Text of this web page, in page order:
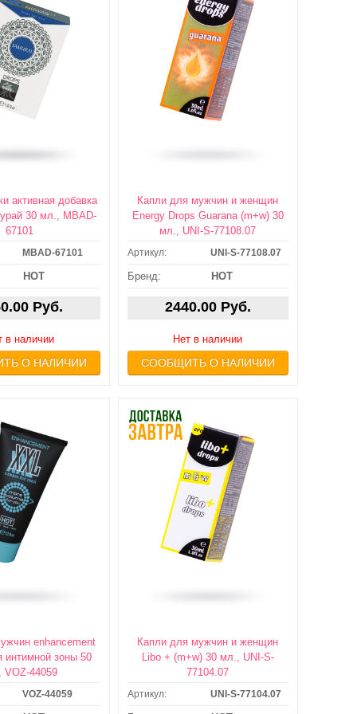
активная добавка
30 мл., MBAD-
67101
MBAD-67101
HOT
Руб.
в наличии
О НАЛИЧИИ
Капли для мужчин и женщин
Energy Drops Guarana (m+w) 30
мл., UNI-S-77108.07
Артикул: UNI-S-77108.07
Бренд: HOT
2440.00 Руб.
Нет в наличии
СООБЩИТЬ О НАЛИЧИИ
ЗАВТРА /
enhancement
интимной зоны 50
VOZ-44059
VOZ-44059
ДОСТАВКА: ЗАВТРА /
САМОВЫВОЗ
Капли для мужчин и женщин
Libo + (m+w) 30 мл., UNI-S-
77104.07
Артикул: UNI-S-77104.07